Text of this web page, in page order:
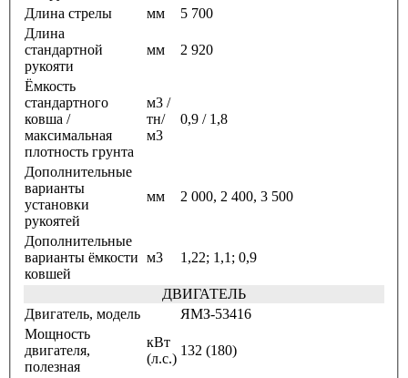
Длина стрелы
мм
5 700
Длина
стандартной
рукояти
мм 2 920
Ёмкость
стандартного
ковша /
максимальная
плотность грунта
м3 /
тн/
м3
0,9 / 1,8
Дополнительные
варианты
установки
рукоятей
мм 2 000, 2 400, 3 500
Дополнительные
варианты ёмкости
ковшей
м3 1,22; 1,1; 0,9
ДВИГАТЕЛЬ
Двигатель, модель
ЯМЗ-53416
Мощность
двигателя,
полезная
кВт
(л.с.)
132 (180)